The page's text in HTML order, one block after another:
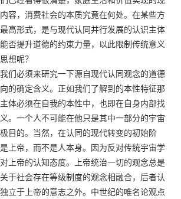
容，消费社会的本质究竟在何处。在某些方
高形式，是与现代认同并行发展的认识主体
否提升道德的约束力量，以此限制传统意义
想呢？
们必须来研究一下源自现代认同观念的道德
的确定含义。正如我们了解到的本性特征那
体必须在自我的本性中，也即在自身内部找
。一个人不可能在他只是其中一部分的宇宙
目的。当然，在认同的现代转变的初始阶
上帝，而不是人本身。因为反对传统宇宙学
上帝的认知态度。上帝统治一切的观念总是
于社会存在等级制度的观念相融合，后者认
立于上帝的意志之外。中世纪的唯名论观点